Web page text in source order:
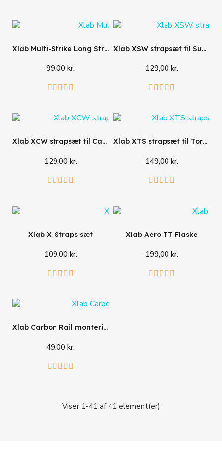
Xlab Multi-Strike Long Strap
99,00 kr.
    
Xlab XSW strapsæt til Super Wing
129,00 kr.
    
Xlab XCW strapsæt til Carbon Wing
129,00 kr.
    
Xlab XTS strapsæt til Torpedo Mount
149,00 kr.
    
Xlab X-Straps sæt
109,00 kr.
    
Xlab Aero TT Flaske
199,00 kr.
    
Xlab Carbon Rail monteringssæt
49,00 kr.
    
Viser 1-41 af 41 element(er)